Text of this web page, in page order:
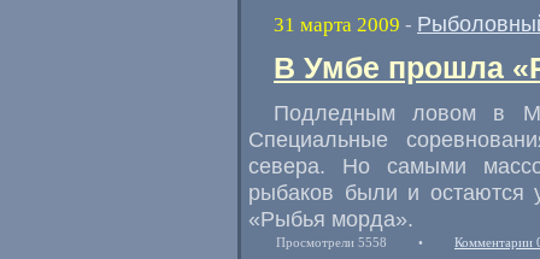
31 марта 2009 -
В Умбе прошла
Подледным ловом в
Специальные
севера. Но самыми
рыбаков были и остаются
«Рыбья морда».
Просмотрели 5558 • Комментарии